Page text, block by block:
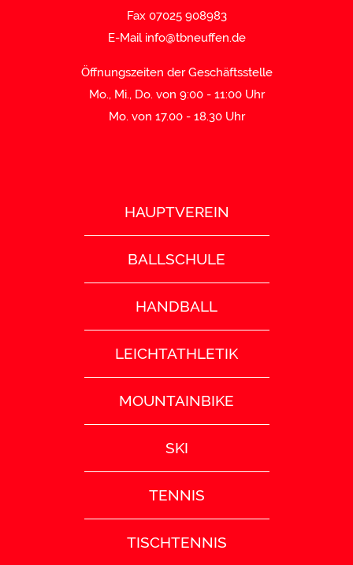
Fax 07025 908983
E-Mail info@tbneuffen.de
Öffnungszeiten der Geschäftsstelle
Mo., Mi., Do. von 9:00 - 11:00 Uhr
Mo. von 17.00 - 18.30 Uhr
HAUPTVEREIN
BALLSCHULE
HANDBALL
LEICHTATHLETIK
MOUNTAINBIKE
SKI
TENNIS
TISCHTENNIS